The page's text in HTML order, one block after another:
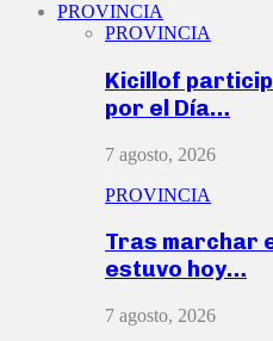
PROVINCIA
PROVINCIA
Kicillof
por el Día…
7 agosto, 2026
PROVINCIA
Tras marchar
estuvo hoy…
7 agosto, 2026